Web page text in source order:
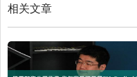
相关文章